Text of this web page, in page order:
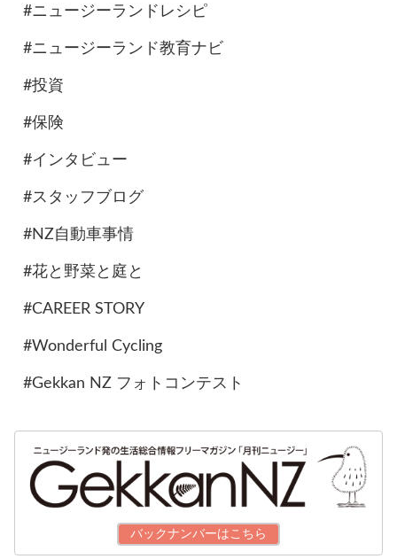
#ニュージーランドレシピ
#ニュージーランド教育ナビ
#投資
#保険
#インタビュー
#スタッフブログ
#NZ自動車事情
#花と野菜と庭と
#CAREER STORY
#Wonderful Cycling
#Gekkan NZ フォトコンテスト
バックナンバーはこちら